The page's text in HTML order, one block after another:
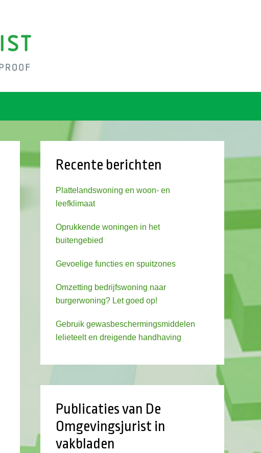
Recente berichten
Plattelandswoning en woon- en
leefklimaat
Oprukkende woningen in het
buitengebied
Gevoelige functies en spuitzones
Omzetting bedrijfswoning naar
burgerwoning? Let goed op!
Gebruik gewasbeschermingsmiddelen
lelieteelt en dreigende handhaving
Publicaties van De
Omgevingsjurist in
vakbladen